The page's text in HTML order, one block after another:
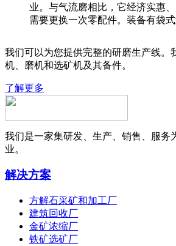
业。与气流磨相比，它经济实惠
需要更换一次零配件。装备有袋式
我们可以为您提供完整的研磨生产线。
机、磨机和选矿机及其备件。
了解更多
我们是一家集研发、生产、销售、服务
业。
解决方案
方解石采矿和加工厂
建筑回收厂
金矿浓缩厂
铁矿选矿厂